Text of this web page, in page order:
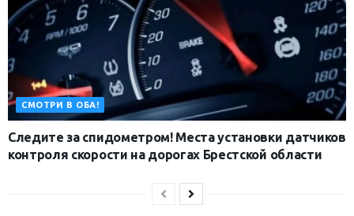
СМОТРИ В ОБА!
Следите за спидометром! Места установки датчиков
контроля скорости на дорогах Брестской области